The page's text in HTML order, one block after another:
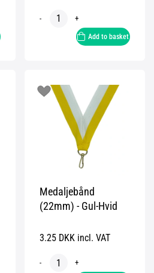
- +
Add to basket
Medaljebånd
(22mm) - Gul-Hvid
3.25 DKK incl. VAT
- +